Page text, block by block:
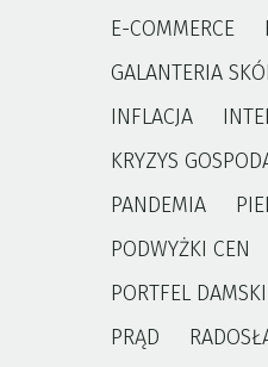
E-COMMERCE
GALANTERIA
INFLACJA
KRYZYS
PANDEMIA
PODWYŻKI CEN
PORTFEL DAMSKI
PRĄD